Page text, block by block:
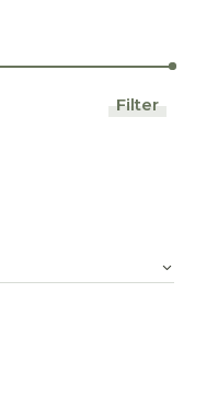
Filter